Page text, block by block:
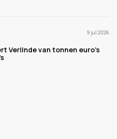
9 jul 2026
Verlinde van tonnen euro's